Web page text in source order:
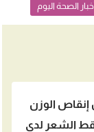
الصحة اليوم
الوزن
الشعر لدى